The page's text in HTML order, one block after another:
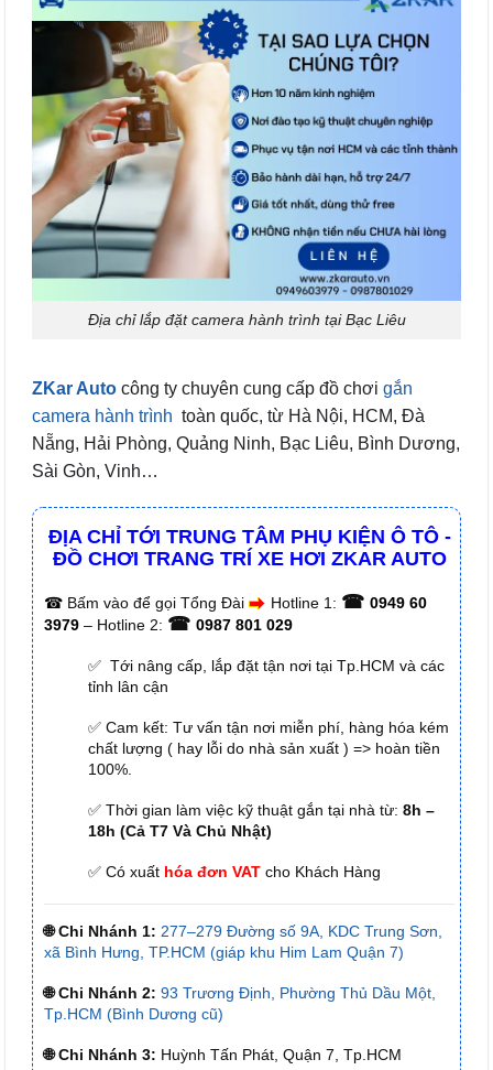
Địa chỉ lắp đặt camera hành trình tại Bạc Liêu
ZKar Auto công ty chuyên cung cấp đồ chơi gắn
camera hành trình toàn quốc, từ Hà Nội, HCM, Đà
Nẵng, Hải Phòng, Quảng Ninh, Bạc Liêu, Bình Dương,
Sài Gòn, Vinh…
ĐỊA CHỈ TỚI TRUNG TÂM PHỤ KIỆN Ô TÔ -
ĐỒ CHƠI TRANG TRÍ XE HƠI ZKAR AUTO
☎ Bấm vào để gọi Tổng Đài Hotline 1: ☎ 0949 60
3979 – Hotline 2: ☎ 0987 801 029
✅ Tới nâng cấp, lắp đặt tận nơi tại Tp.HCM và các
tỉnh lân cận
✅ Cam kết: Tư vấn tận nơi miễn phí, hàng hóa kém
chất lượng ( hay lỗi do nhà sản xuất ) => hoàn tiền
100%.
✅ Thời gian làm việc kỹ thuật gắn tại nhà từ: 8h –
18h (Cả T7 Và Chủ Nhật)
✅ Có xuất hóa đơn VAT cho Khách Hàng
🌐 Chi Nhánh 1: 277–279 Đường số 9A, KDC Trung Sơn,
xã Bình Hưng, TP.HCM (giáp khu Him Lam Quận 7)
🌐 Chi Nhánh 2: 93 Trương Định, Phường Thủ Dầu Một,
Tp.HCM (Bình Dương cũ)
🌐 Chi Nhánh 3: Huỳnh Tấn Phát, Quận 7, Tp.HCM